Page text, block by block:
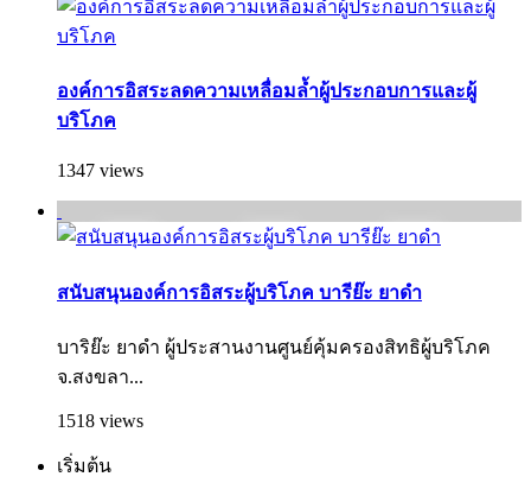
องค์การอิสระลดความเหลื่อมล้ำผู้ประกอบการและผู้
บริโภค
1347 views
สนับสนุนองค์การอิสระผู้บริโภค บารีย๊ะ ยาดำ
บาริย๊ะ ยาดำ ผู้ประสานงานศูนย์คุ้มครองสิทธิผู้บริโภค
จ.สงขลา...
1518 views
เริ่มต้น